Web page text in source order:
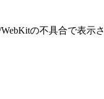
の不具合で表示